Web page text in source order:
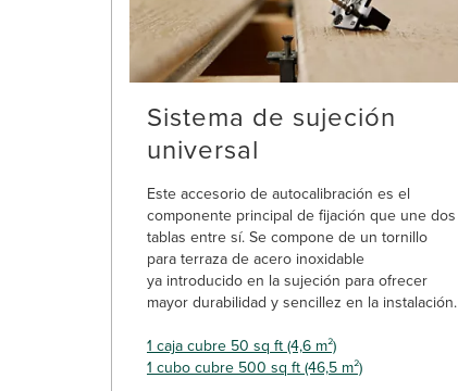
Sistema de sujeción
universal
Este accesorio de autocalibración es el
componente principal de fijación que une dos
tablas entre sí. Se compone de un tornillo
para terraza de acero inoxidable
ya introducido en la sujeción para ofrecer
mayor durabilidad y sencillez en la instalación.
1 caja cubre 50 sq ft (4,6 m²)
1 cubo cubre 500 sq ft (46,5 m²)